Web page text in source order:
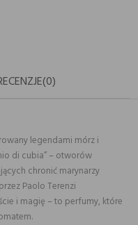
legendami mórz i
di cubia” – otworów
chronić marynarzy
Paolo Terenzi
i magię – to perfumy, które